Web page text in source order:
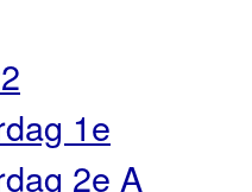
1e
2e A